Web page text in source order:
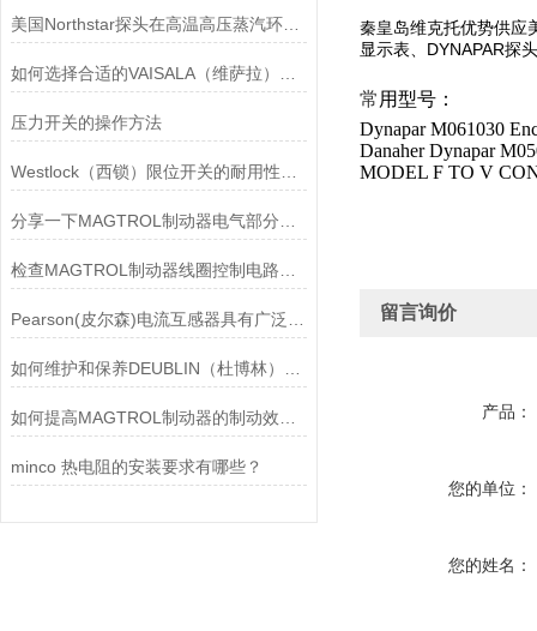
美国Northstar探头在高温高压蒸汽环境下的液位测量可靠性
压力开关的操作方法
minco 热电阻的安装要求有哪些？
秦皇岛维克托优势供应
显示表、DYNAPAR探
常 用型号：
Dynapar M061030
Danaher Dynapar
MODEL F TO V
留言询价
产品：
您的单位：
您的姓名：